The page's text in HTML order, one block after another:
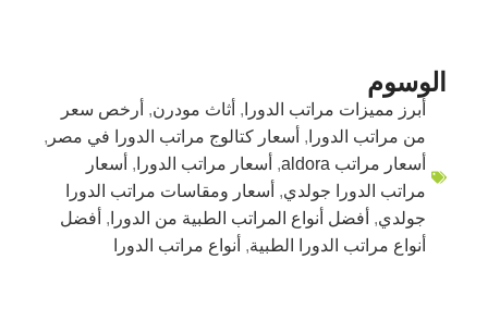
الوسوم
أبرز مميزات مراتب الدورا , أثاث مودرن, أرخص سعر
من مراتب الدورا , أسعار كتالوج مراتب الدورا في مصر ,
أسعار مراتب aldora
, أسعار مراتب الدورا , أسعار
مراتب الدورا جولدي, أسعار ومقاسات مراتب الدورا
جولدي, أفضل أنواع المراتب الطبية من الدورا , أفضل
أنواع مراتب الدورا الطبية, أنواع مراتب الدورا